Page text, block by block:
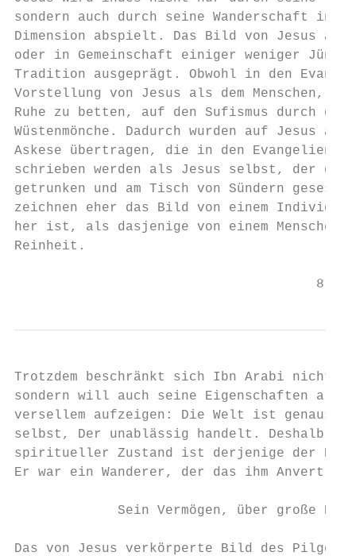
sondern auch durch seine Wanderschaft
Dimension abspielt. Das Bild von Jesus
oder in Gemeinschaft einiger weniger
Tradition ausgeprägt. Obwohl in den
Vorstellung von Jesus als dem Menschen,
Ruhe zu betten, auf den Sufismus durch
Wüstenmönche. Dadurch wurden auf Jesus
Askese übertragen, die in den Evangelien
schrieben werden als Jesus selbst, der
getrunken und am Tisch von Sündern
zeichnen eher das Bild von einem
her ist, als dasjenige von einem Menschen
Reinheit.
                                      8
Trotzdem beschränkt sich Ibn Arabi nicht
sondern will auch seine Eigenschaften als
versellem aufzeigen: Die Welt ist genauso
selbst, Der unablässig handelt. Deshalb
spiritueller Zustand ist derjenige der
Er war ein Wanderer, der das ihm
Sein Vermögen, über große
Das von Jesus verkörperte Bild des Pilgers